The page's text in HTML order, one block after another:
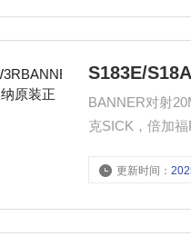
S183E/
BANNER对射
克SICK，倍加
LEINE&LINDE
更新时间：